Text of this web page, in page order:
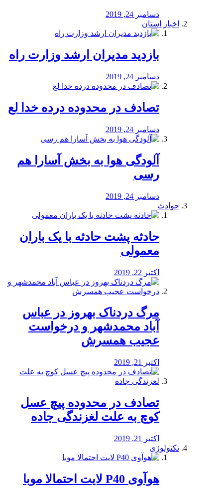
دسامبر 24, 2019
اخبار استان
بازدید مدیران ارشد وزارت راه
دسامبر 24, 2019
تصادف در محدوده درده خدا لع
دسامبر 24, 2019
آلودگی هوا به بخش آسارا هم
رسی
دسامبر 24, 2019
حوادث
️حادثه پشت حادثه با یک باران
معمولی
اکتبر 22, 2019
مرگ دردناک بهروز در عباس
آباد محمدشهر و درخواست
عجیب همسرش
اکتبر 21, 2019
تصادف در محدوده پیچ عسل
کوچ به علت لغزندگی جاده
اکتبر 21, 2019
تکنولوژی
هوآوی P40 لایت احتمالا موبا